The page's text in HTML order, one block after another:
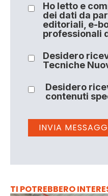
Ho letto e
dei dati da
editoriali, e-
professionali
Desidero
Tecniche
Desidero
contenuti
TI POTREBBERO